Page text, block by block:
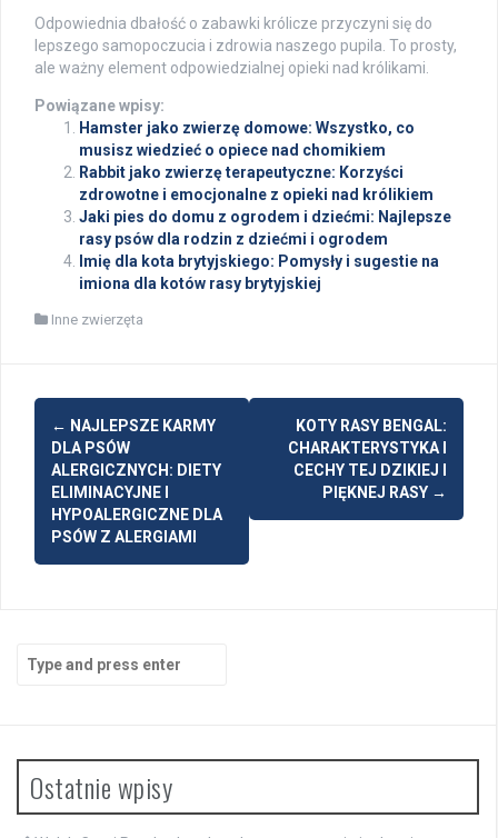
Odpowiednia dbałość o zabawki królicze przyczyni się do
lepszego samopoczucia i zdrowia naszego pupila. To prosty,
ale ważny element odpowiedzialnej opieki nad królikami.
Powiązane wpisy:
Hamster jako zwierzę domowe: Wszystko, co
musisz wiedzieć o opiece nad chomikiem
Rabbit jako zwierzę terapeutyczne: Korzyści
zdrowotne i emocjonalne z opieki nad królikiem
Jaki pies do domu z ogrodem i dziećmi: Najlepsze
rasy psów dla rodzin z dziećmi i ogrodem
Imię dla kota brytyjskiego: Pomysły i sugestie na
imiona dla kotów rasy brytyjskiej
Inne zwierzęta
Post
navigation
← NAJLEPSZE KARMY
DLA PSÓW
ALERGICZNYCH: DIETY
ELIMINACYJNE I
HYPOALERGICZNE DLA
PSÓW Z ALERGIAMI
KOTY RASY BENGAL:
CHARAKTERYSTYKA I
CECHY TEJ DZIKIEJ I
PIĘKNEJ RASY →
for:
Ostatnie wpisy